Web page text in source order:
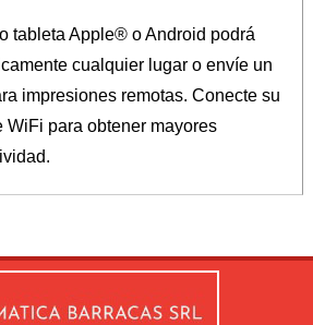
tableta Apple® o Android podrá
cualquier lugar o envíe un
impresiones remotas. Conecte su
WiFi para obtener mayores